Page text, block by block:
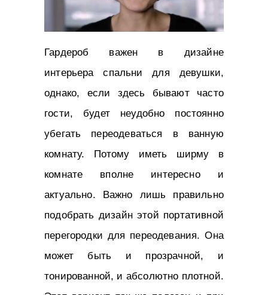
Гардероб важен в дизайне
интерьера спальни для девушки,
однако, если здесь бывают часто
гости, будет неудобно постоянно
убегать переодеваться в ванную
комнату. Потому иметь ширму в
комнате вполне интересно и
актуально. Важно лишь правильно
подобрать дизайн этой портативной
перегородки для переодевания. Она
может быть и прозрачной, и
тонированной, и абсолютно плотной.